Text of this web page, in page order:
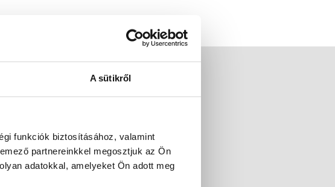
A sütikről
funkciók biztosításához, valamint
partnereinkkel megosztjuk az Ön
adatokkal, amelyeket Ön adott meg